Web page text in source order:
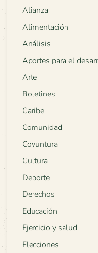
Alianza
Alimentación
Análisis
Aportes para el
Arte
Boletines
Caribe
Comunidad
Coyuntura
Cultura
Deporte
Derechos
Educación
Ejercicio y salud
Elecciones